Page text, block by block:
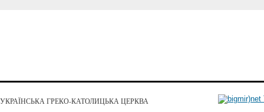
УКРАЇНСЬКА ГРЕКО-КАТОЛИЦЬКА ЦЕРКВА